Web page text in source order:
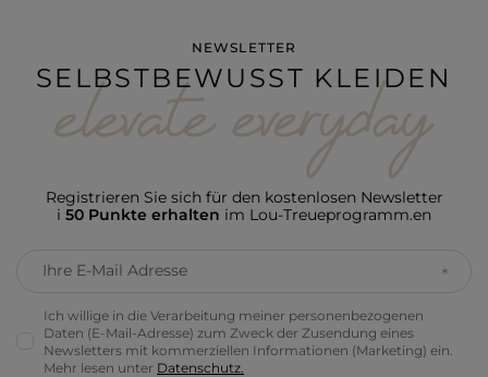
NEWSLETTER
SELBSTBEWUSST KLEIDEN
Registrieren Sie sich für den kostenlosen Newsletter
i 50 Punkte erhalten im Lou-Treueprogramm.en
Ihre E-Mail Adresse
Ich willige in die Verarbeitung meiner personenbezogenen
Daten (E-Mail-Adresse) zum Zweck der Zusendung eines
Newsletters mit kommerziellen Informationen (Marketing) ein.
Mehr lesen unter Datenschutz.